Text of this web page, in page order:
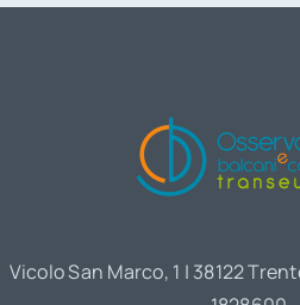
Vicolo San Marco, 1 | 38122